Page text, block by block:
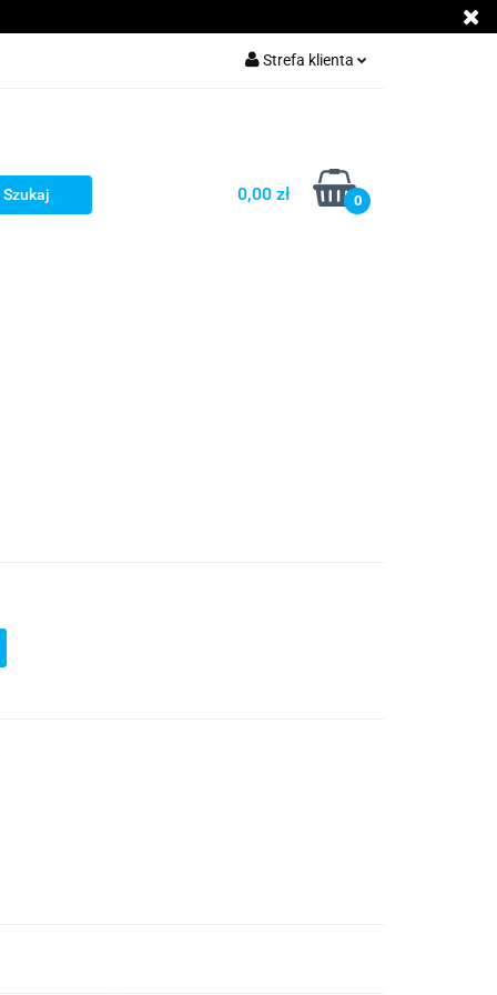
Strefa klienta
Dodaj zgłoszenie
Zgody cookies
0,00 zł 0
Akcesoria GSM